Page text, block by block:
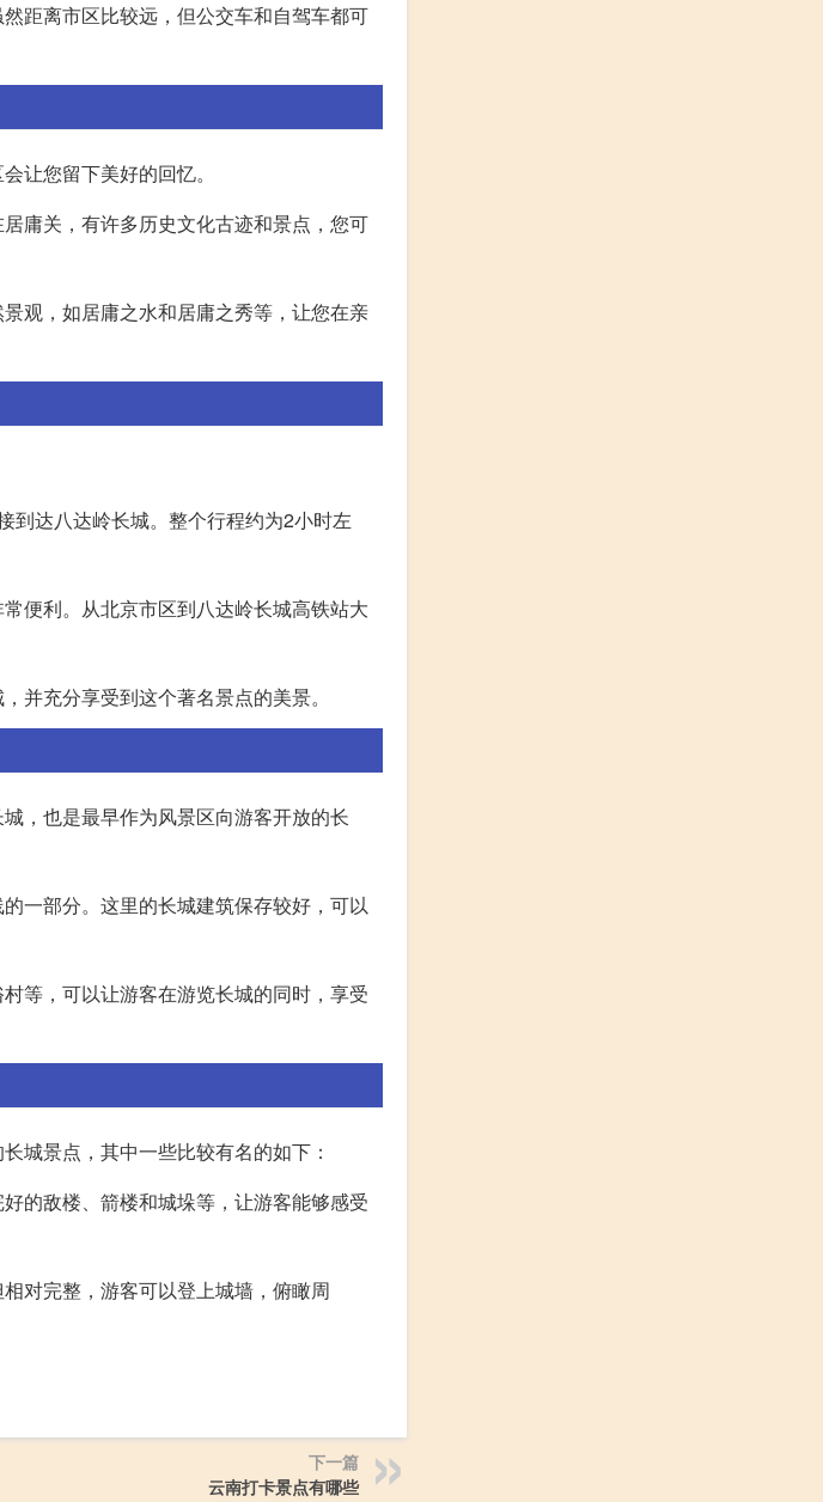
距离市区比较远，但公交车和自驾车都可
让您留下美好的回忆。
庸关，有许多历史文化古迹和景点，您可
观，如居庸之水和居庸之秀等，让您在亲
到达八达岭长城。整个行程约为2小时左
便利。从北京市区到八达岭长城高铁站大
并充分享受到这个著名景点的美景。
，也是最早作为风景区向游客开放的长
一部分。这里的长城建筑保存较好，可以
等，可以让游客在游览长城的同时，享受
城景点，其中一些比较有名的如下：
的敌楼、箭楼和城垛等，让游客能够感受
对完整，游客可以登上城墙，俯瞰周
下一篇
云南打卡景点有哪些